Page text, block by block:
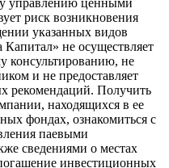
риск возникновения
указанных видов
не осуществляет
консультированию, не
и не предоставляет
рекомендаций. Получить
находящихся в ее
фондах, ознакомиться с
паевыми
сведениями о местах
инвестиционных